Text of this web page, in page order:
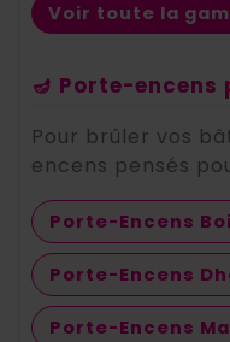
Voir toute la
🪔 Porte-
Pour brûler vos
encens pensés
Porte-Encens
Porte-Encens
Porte-Encens